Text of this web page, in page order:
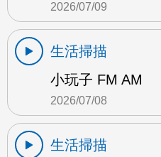
2026/07/09
生活掃描
小玩子 FM AM
2026/07/08
生活掃描